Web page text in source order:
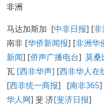
非洲
马达加斯加 [中非日报] [
南非 [华侨新闻报] [非洲华
新闻] [侨声广播电台]莫
瓦 [西非华声] [西非华人在
[西非统一商报] [南非365]
华人网] 斐 济[斐济日报]